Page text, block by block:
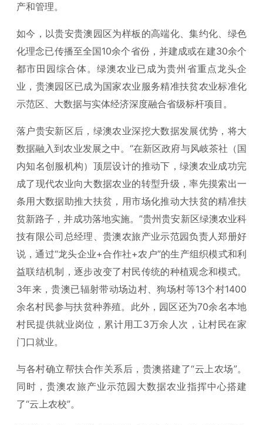
产和管理。
如今，以贵安贵澳园区为样板的高端化、集约化、绿色
化理念已传播至全国10余个省份，并建成或在建30余个
都市田园综合体。绿澳农业已成为贵州省重点龙头企
业，贵澳园区已成为国家农业服务精准扶贫农业标准化
示范区、大数据与实体经济深度融合省级标杆项目。
落户贵安新区后，绿澳农业深挖大数据发展优势，将大
数据融入到农业发展之中。“在新区政府与风岐茶社（国
内知名创服机构）顶层设计的推动下，绿澳农业成功完
成了现代农业向大数据农业的转型升级，率先摸索出一
条用大数据助推大扶贫，用市场化推动大扶贫的精准扶
贫新路子，并成功落地实施。”贵州贵安新区绿澳农业科
技有限公司总经理、贵澳农旅产业示范园负责人郑册好
说，通过“龙头企业+合作社+农户”的生产组织模式和利
益联结机制，逐步改变了村民传统的种植观念和模式。
3年来，贵澳已辐射带动场边村、狗场村等13个村1400
余名村民参与扶贫种养殖。此外，园区还为70余名本地
村民提供就业岗位，累计用工3万余人次，让村民在家
门口就业。
与各村确立帮扶合作关系后，贵澳搭建了“云上农场”。
同时，贵澳农旅产业示范园大数据农业指挥中心搭建
了“云上农校”。